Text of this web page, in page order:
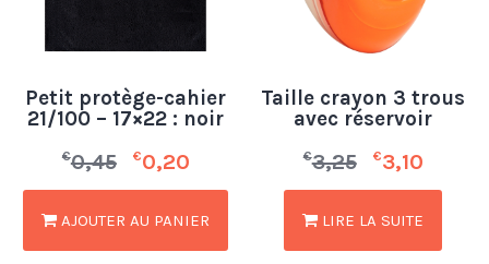
Petit protège-cahier
21/100 – 17×22 : noir
€0,45 €0,20
AJOUTER AU PANIER
Taille crayon 3 trous
avec réservoir
€3,25 €3,10
LIRE LA SUITE